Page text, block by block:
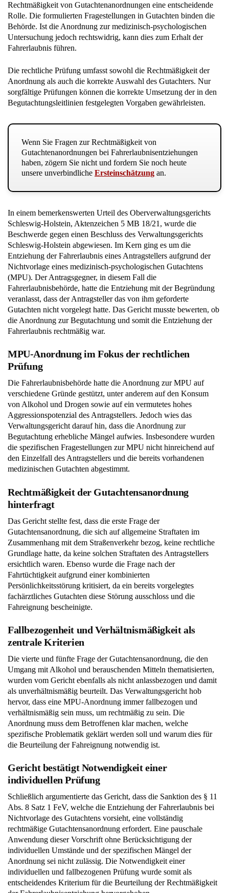
Rechtmäßigkeit von Gutachtenanordnungen eine entscheidende
Rolle. Die formulierten Fragestellungen in Gutachten binden die
Behörde. Ist die Anordnung zur medizinisch-psychologischen
Untersuchung jedoch rechtswidrig, kann dies zum Erhalt der
Fahrerlaubnis führen.
Die rechtliche Prüfung umfasst sowohl die Rechtmäßigkeit der
Anordnung als auch die korrekte Auswahl des Gutachters. Nur
sorgfältige Prüfungen können die korrekte Umsetzung der in den
Begutachtungsleitlinien festgelegten Vorgaben gewährleisten.
Wenn Sie Fragen zur Rechtmäßigkeit von
Gutachtenanordnungen bei Fahrerlaubnisentziehungen
haben, zögern Sie nicht und fordern Sie noch heute
unsere unverbindliche Ersteinschätzung an.
In einem bemerkenswerten Urteil des Oberverwaltungsgerichts
Schleswig-Holstein, Aktenzeichen 5 MB 18/21, wurde die
Beschwerde gegen einen Beschluss des Verwaltungsgerichts
Schleswig-Holstein abgewiesen. Im Kern ging es um die
Entziehung der Fahrerlaubnis eines Antragstellers aufgrund der
Nichtvorlage eines medizinisch-psychologischen Gutachtens
(MPU). Der Antragsgegner, in diesem Fall die
Fahrerlaubnisbehörde, hatte die Entziehung mit der Begründung
veranlasst, dass der Antragsteller das von ihm geforderte
Gutachten nicht vorgelegt hatte. Das Gericht musste bewerten, ob
die Anordnung zur Begutachtung und somit die Entziehung der
Fahrerlaubnis rechtmäßig war.
MPU-Anordnung im Fokus der rechtlichen
Prüfung
Die Fahrerlaubnisbehörde hatte die Anordnung zur MPU auf
verschiedene Gründe gestützt, unter anderem auf den Konsum
von Alkohol und Drogen sowie auf ein vermutetes hohes
Aggressionspotenzial des Antragstellers. Jedoch wies das
Verwaltungsgericht darauf hin, dass die Anordnung zur
Begutachtung erhebliche Mängel aufwies. Insbesondere wurden
die spezifischen Fragestellungen zur MPU nicht hinreichend auf
den Einzelfall des Antragstellers und die bereits vorhandenen
medizinischen Gutachten abgestimmt.
Rechtmäßigkeit der Gutachtensanordnung
hinterfragt
Das Gericht stellte fest, dass die erste Frage der
Gutachtensanordnung, die sich auf allgemeine Straftaten im
Zusammenhang mit dem Straßenverkehr bezog, keine rechtliche
Grundlage hatte, da keine solchen Straftaten des Antragstellers
ersichtlich waren. Ebenso wurde die Frage nach der
Fahrtüchtigkeit aufgrund einer kombinierten
Persönlichkeitsstörung kritisiert, da ein bereits vorgelegtes
fachärztliches Gutachten diese Störung ausschloss und die
Fahreignung bescheinigte.
Fallbezogenheit und Verhältnismäßigkeit als
zentrale Kriterien
Die vierte und fünfte Frage der Gutachtensanordnung, die den
Umgang mit Alkohol und berauschenden Mitteln thematisierten,
wurden vom Gericht ebenfalls als nicht anlassbezogen und damit
als unverhältnismäßig beurteilt. Das Verwaltungsgericht hob
hervor, dass eine MPU-Anordnung immer fallbezogen und
verhältnismäßig sein muss, um rechtmäßig zu sein. Die
Anordnung muss dem Betroffenen klar machen, welche
spezifische Problematik geklärt werden soll und warum dies für
die Beurteilung der Fahreignung notwendig ist.
Gericht bestätigt Notwendigkeit einer
individuellen Prüfung
Schließlich argumentierte das Gericht, dass die Sanktion des § 11
Abs. 8 Satz 1 FeV, welche die Entziehung der Fahrerlaubnis bei
Nichtvorlage des Gutachtens vorsieht, eine vollständig
rechtmäßige Gutachtensanordnung erfordert. Eine pauschale
Anwendung dieser Vorschrift ohne Berücksichtigung der
individuellen Umstände und der spezifischen Mängel der
Anordnung sei nicht zulässig. Die Notwendigkeit einer
individuellen und fallbezogenen Prüfung wurde somit als
entscheidendes Kriterium für die Beurteilung der Rechtmäßigkeit